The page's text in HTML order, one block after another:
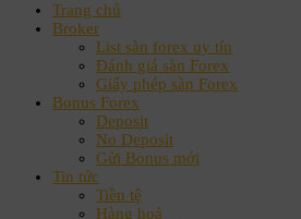
Trang chủ
Broker
List sàn forex uy tín
Đánh giá sàn Forex
Giấy phép sàn Forex
Bonus Forex
Deposit
No Deposit
Gửi Bonus mới
Tin tức
Tiền tệ
Hàng hoá